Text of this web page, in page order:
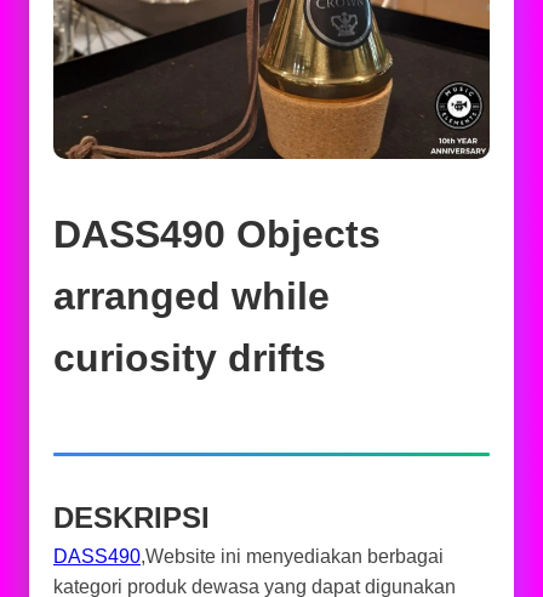
DASS490 Objects
arranged while
curiosity drifts
DESKRIPSI
DASS490,Website ini menyediakan berbagai
kategori produk dewasa yang dapat digunakan